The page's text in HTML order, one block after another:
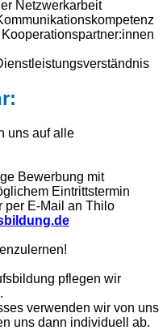
Netzwerkarbeit
uns auf alle
Bewerbung mit
Eintrittstermin
per E-Mail an Thilo
pflegen wir
verwenden wir von uns
uns dann individuell ab.